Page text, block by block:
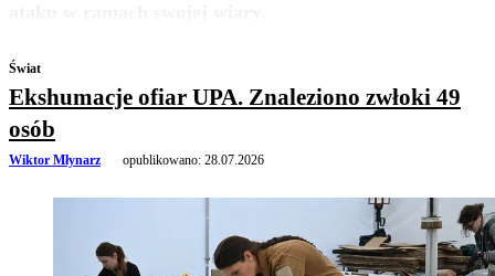
Świat
Ekshumacje ofiar UPA. Znaleziono zwłoki 49
osób
Wiktor Młynarz opublikowano: 28.07.2026